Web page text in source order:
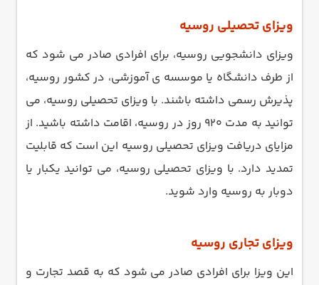
ویزای تحصیلی روسیه
ویزای دانشجویی روسیه، برای افرادی صادر می شود که
از طرف دانشگاه یا موسسه ی آموزشی، در کشور روسیه،
پذیرش رسمی داشته باشند. با ویزای تحصیلی روسیه، می
توانید به مدت 920 روز در روسیه، اقامت داشته باشید. از
مزایای دریافت ویزای تحصیلی روسیه این است که قابلیت
تمدید دارد. با ویزای تحصیلی روسیه، می توانید یکبار یا
دوبار به روسیه وارد شوید.
ویزای تجاری روسیه
این ویزا برای افرادی صادر می شود که به قصد تجارت و